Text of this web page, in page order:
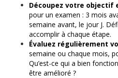
Découpez votre objectif
pour un examen : 3 mois
semaine avant, le jour J.
accomplir à chaque étape.
Évaluez régulièrement
semaine ou chaque mois,
Qu’est-ce qui a bien
être amélioré ?